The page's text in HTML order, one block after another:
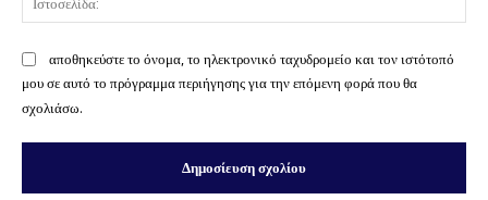
αποθηκεύστε το όνομα, το ηλεκτρονικό ταχυδρομείο και τον ιστότοπό
μου σε αυτό το πρόγραμμα περιήγησης για την επόμενη φορά που θα
σχολιάσω.